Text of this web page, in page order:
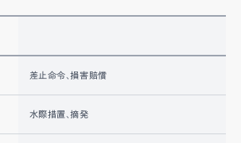
差止命令、損害賠償
水際措置、摘発